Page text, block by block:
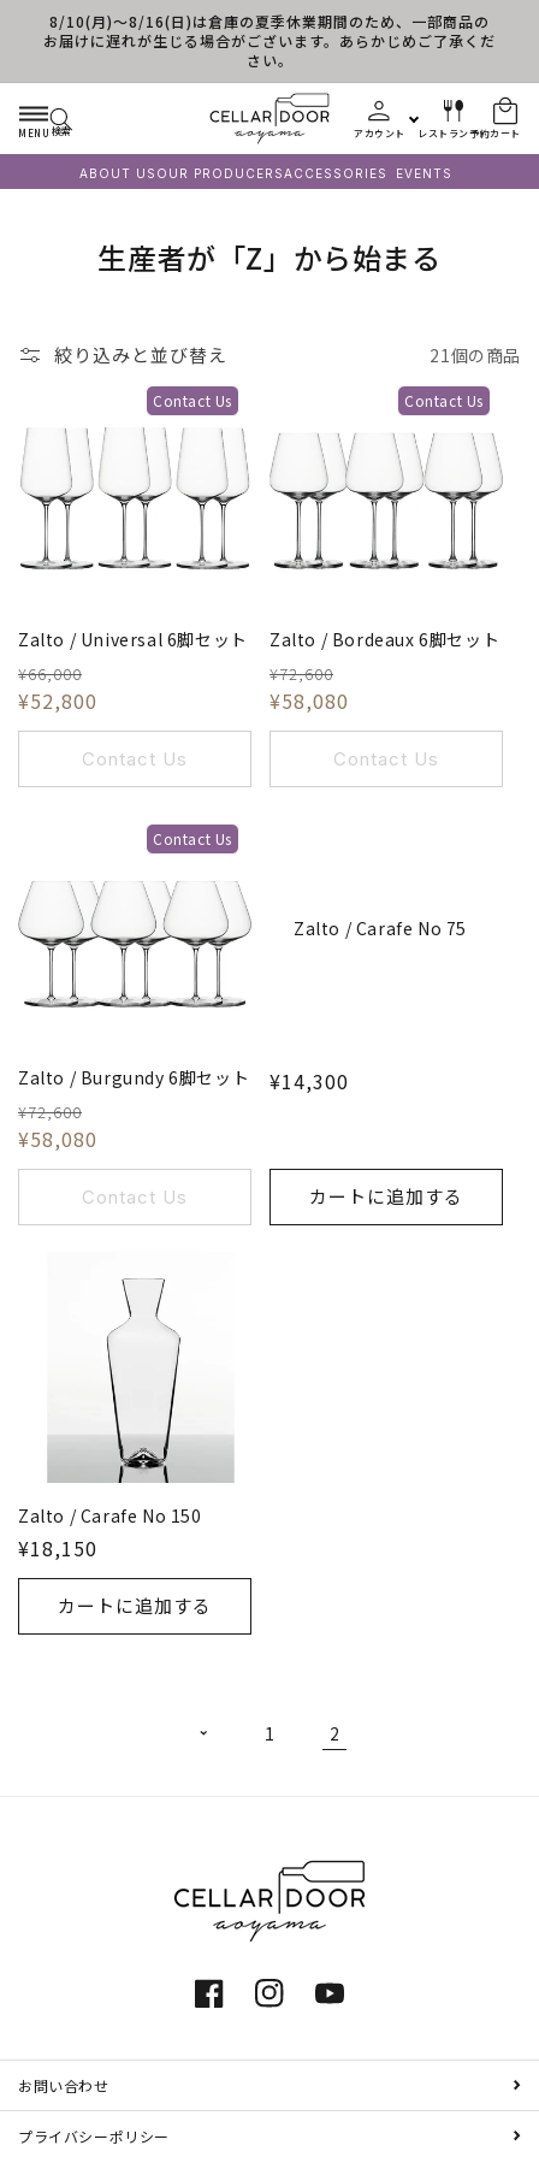
コンテンツに進む
8/10(月)～8/16(日)は倉庫の夏季休業期間のため、一部商品の
お届けに遅れが生じる場合がございます。あらかじめご了承くだ
さい。
MENU 検索 アカウント レストラン予約カート
ABOUT US OUR PRODUCERSACCESSORIES EVENTS
コ
シ
ン
:
生産者が「Z」から始まる
絞り込みと並び替え 21個の商品
Contact Us
Zalto / Universal 6脚セット
¥66,000
¥52,800
Contact Us
Contact Us
Zalto / Bordeaux 6脚セット
¥72,600
¥58,080
Contact Us
Contact Us
Zalto / Burgundy 6脚セット
¥72,600
¥58,080
Contact Us
Zalto / Carafe No 75
¥14,300
カートに追加する
Zalto / Carafe No 150
¥18,150
カートに追加する
1 2
FacebookInstagramYouTube
お問い合わせ
プライバシーポリシー